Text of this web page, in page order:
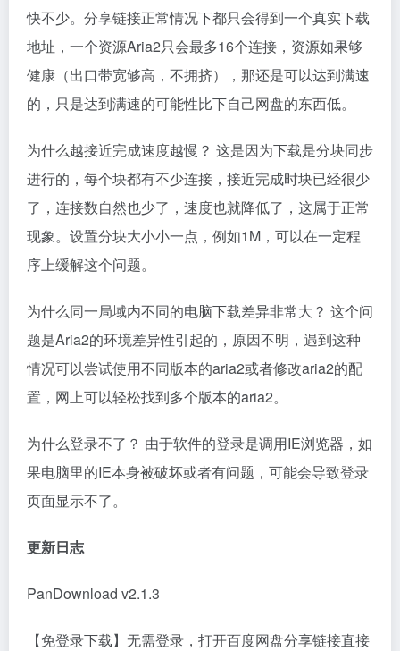
快不少。分享链接正常情况下都只会得到一个真实下载
地址，一个资源Aria2只会最多16个连接，资源如果够
健康（出口带宽够高，不拥挤），那还是可以达到满速
的，只是达到满速的可能性比下自己网盘的东西低。
为什么越接近完成速度越慢？ 这是因为下载是分块同步
进行的，每个块都有不少连接，接近完成时块已经很少
了，连接数自然也少了，速度也就降低了，这属于正常
现象。设置分块大小小一点，例如1M，可以在一定程
序上缓解这个问题。
为什么同一局域内不同的电脑下载差异非常大？ 这个问
题是Aria2的环境差异性引起的，原因不明，遇到这种
情况可以尝试使用不同版本的aria2或者修改aria2的配
置，网上可以轻松找到多个版本的aria2。
为什么登录不了？ 由于软件的登录是调用IE浏览器，如
果电脑里的IE本身被破坏或者有问题，可能会导致登录
页面显示不了。
更新日志
PanDownload v2.1.3
【免登录下载】无需登录，打开百度网盘分享链接直接